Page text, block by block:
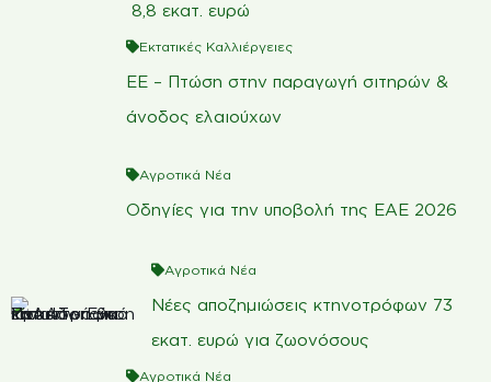
8,8 εκατ. ευρώ
Εκτατικές Καλλιέργειες
ΕΕ – Πτώση στην παραγωγή σιτηρών &
άνοδος ελαιούχων
Οδηγίες για την υποβολή της ΕΑΕ 2026
Νέες αποζημιώσεις κτηνοτρόφων 73